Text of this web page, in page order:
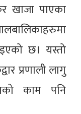
खाजा पाएका
छ। यस्तो
प्रणाली लागु
काम पनि